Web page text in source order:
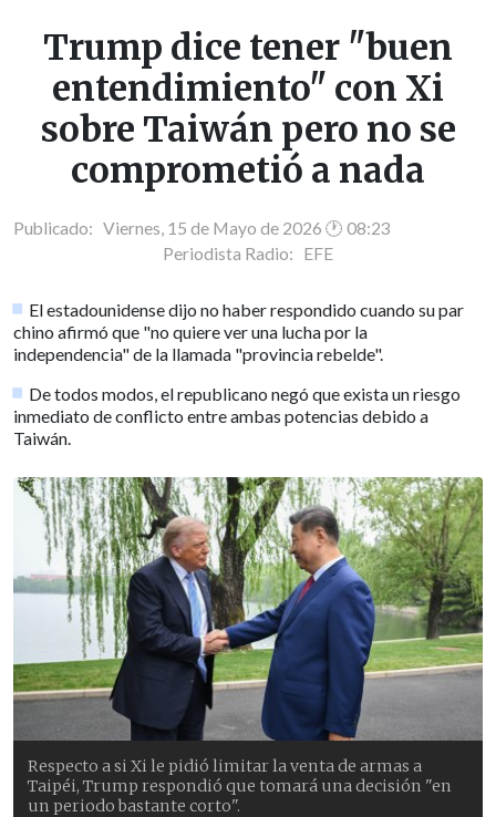
Trump dice tener "buen
entendimiento" con Xi
sobre Taiwán pero no se
comprometió a nada
Publicado: Viernes, 15 de Mayo de 2026 🕐 08:23
Periodista Radio: EFE
El estadounidense dijo no haber respondido cuando su par
chino afirmó que "no quiere ver una lucha por la
independencia" de la llamada "provincia rebelde".
De todos modos, el republicano negó que exista un riesgo
inmediato de conflicto entre ambas potencias debido a
Taiwán.
Respecto a si Xi le pidió limitar la venta de armas a
Taipéi, Trump respondió que tomará una decisión "en
un periodo bastante corto".